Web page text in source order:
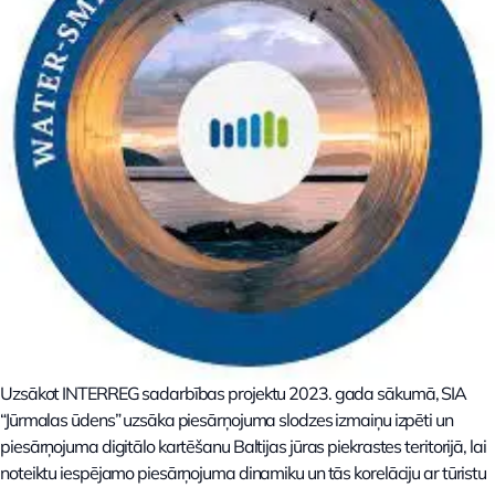
Uzsākot INTERREG sadarbības projektu 2023. gada sākumā, SIA
“Jūrmalas ūdens” uzsāka piesārņojuma slodzes izmaiņu izpēti un
piesārņojuma digitālo kartēšanu Baltijas jūras piekrastes teritorijā, lai
noteiktu iespējamo piesārņojuma dinamiku un tās korelāciju ar tūristu